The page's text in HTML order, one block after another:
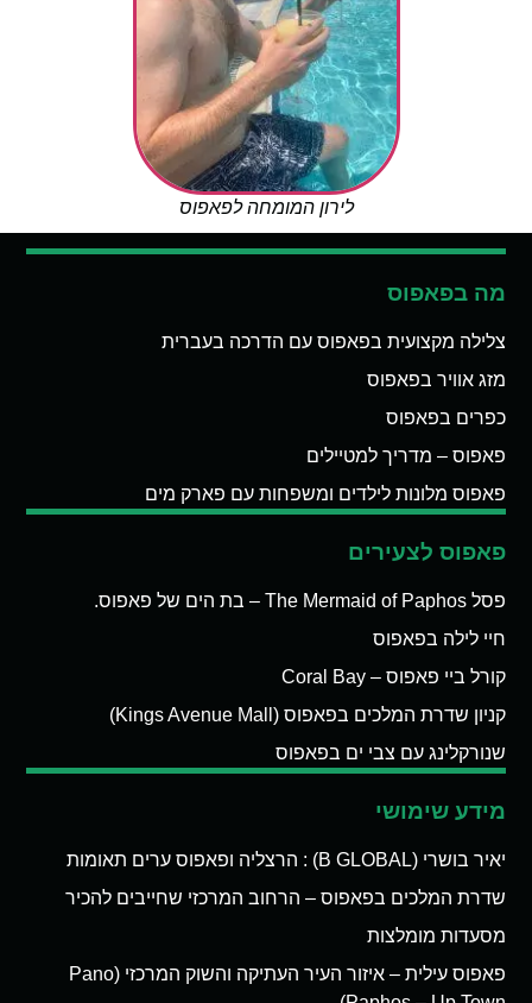
לירון המומחה לפאפוס
מה בפאפוס
צלילה מקצועית בפאפוס עם הדרכה בעברית
מזג אוויר בפאפוס
כפרים בפאפוס
פאפוס – מדריך למטיילים
פאפוס מלונות לילדים ומשפחות עם פארק מים
פאפוס לצעירים
פסל The Mermaid of Paphos – בת הים של פאפוס.
חיי לילה בפאפוס
קורל ביי פאפוס – Coral Bay
קניון שדרת המלכים בפאפוס (Kings Avenue Mall)
שנורקלינג עם צבי ים בפאפוס
מידע שימושי
יאיר בושרי (B GLOBAL) : הרצליה ופאפוס ערים תאומות
שדרת המלכים בפאפוס – הרחוב המרכזי שחייבים להכיר
מסעדות מומלצות
פאפוס עילית – איזור העיר העתיקה והשוק המרכזי (Pano